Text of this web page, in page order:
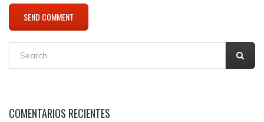
COMENTARIOS RECIENTES